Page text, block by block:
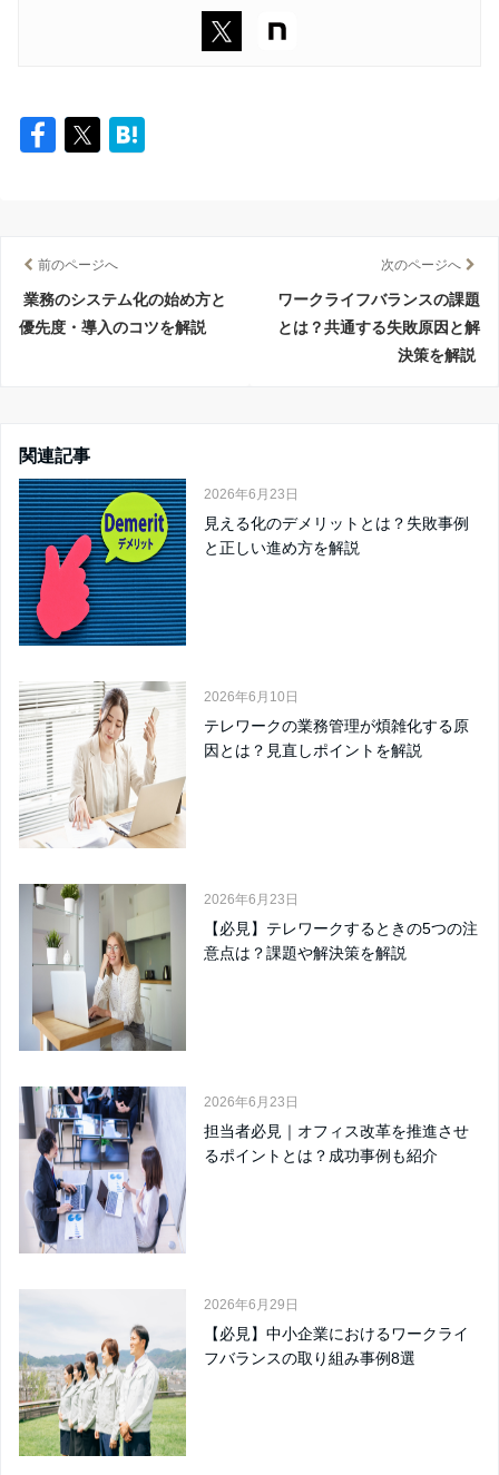
前のページへ
業務のシステム化の始め方と
優先度・導入のコツを解説
次のページへ
ワークライフバランスの課題
とは？共通する失敗原因と解
決策を解説
関連記事
2026年6月23日
見える化のデメリットとは？失敗事例
と正しい進め方を解説
2026年6月10日
テレワークの業務管理が煩雑化する原
因とは？見直しポイントを解説
2026年6月23日
【必見】テレワークするときの5つの注
意点は？課題や解決策を解説
2026年6月23日
担当者必見｜オフィス改革を推進させ
るポイントとは？成功事例も紹介
2026年6月29日
【必見】中小企業におけるワークライ
フバランスの取り組み事例8選